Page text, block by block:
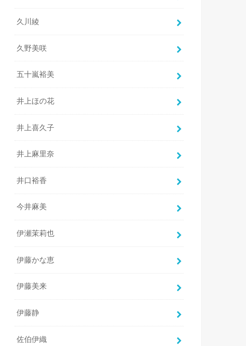
久川綾
久野美咲
五十嵐裕美
井上ほの花
井上喜久子
井上麻里奈
井口裕香
今井麻美
伊瀬茉莉也
伊藤かな恵
伊藤美来
伊藤静
佐伯伊織